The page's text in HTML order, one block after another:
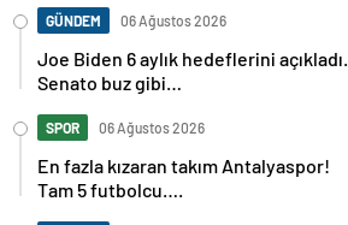
GÜNDEM 06 Ağustos 2026
Joe Biden 6 aylık hedeflerini açıkladı.
Senato buz gibi…
SPOR 06 Ağustos 2026
En fazla kızaran takım Antalyaspor!
Tam 5 futbolcu….